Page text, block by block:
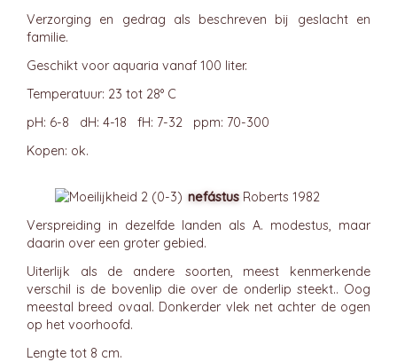
Verzorging en gedrag als beschreven bij geslacht en
familie.
Geschikt voor aquaria vanaf 100 liter.
Temperatuur: 23 tot 28° C
pH: 6-8 dH: 4-18 fH: 7-32 ppm: 70-300
Kopen: ok.
nefástus Roberts 1982
Verspreiding in dezelfde landen als A. modestus, maar
daarin over een groter gebied.
Uiterlijk als de andere soorten, meest kenmerkende
verschil is de bovenlip die over de onderlip steekt.. Oog
meestal breed ovaal. Donkerder vlek net achter de ogen
op het voorhoofd.
Lengte tot 8 cm.